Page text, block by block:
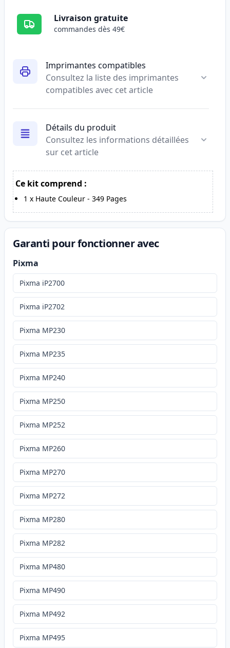
Imprimantes compatibles
Consultez la liste des imprimantes
compatibles avec cet article
Détails du produit
Consultez les informations détaillées
sur cet article
Ce kit comprend :
1 x Haute Couleur - 349 Pages
Livraison gratuite
commandes dès 49€
Garanti pour fonctionner avec
Pixma
Pixma iP2700
Pixma iP2702
Pixma MP230
Pixma MP235
Pixma MP240
Pixma MP250
Pixma MP252
Pixma MP260
Pixma MP270
Pixma MP272
Pixma MP280
Pixma MP282
Pixma MP480
Pixma MP490
Pixma MP492
Pixma MP495